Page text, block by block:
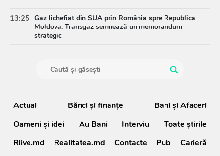
13:25 Gaz lichefiat din SUA prin România spre Republica
Moldova: Transgaz semnează un memorandum
strategic
Actual Bănci şi finanţe
Bani și Afaceri
Oameni şi idei
Au Bani Interviu
Toate știrile
Rlive.md
Realitatea.md Contacte Pub
Carieră